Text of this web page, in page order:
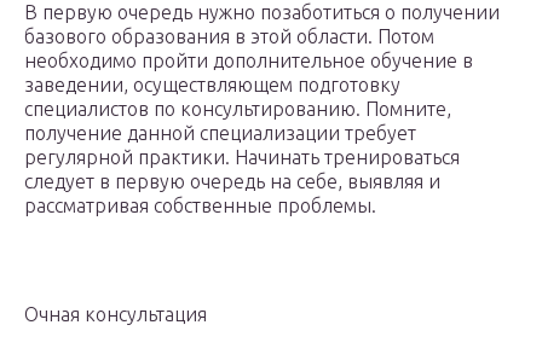
В первую очередь нужно позаботиться о получении
базового образования в этой области. Потом
необходимо пройти дополнительное обучение в
заведении, осуществляющем подготовку
специалистов по консультированию. Помните,
получение данной специализации требует
регулярной практики. Начинать тренироваться
следует в первую очередь на себе, выявляя и
рассматривая собственные проблемы.
Очная консультация